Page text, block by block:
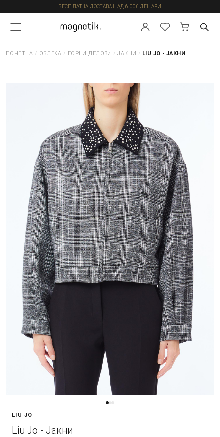
БЕСПЛАТНА ДОСТАВА НАД 6.000 ДЕНАРИ
ПОЧЕТНА / ОБЛЕКА / ГОРНИ ДЕЛОВИ / ЈАКНИ / LIU JO - ЈАКНИ
LIU JO
Liu Jo - Јакни